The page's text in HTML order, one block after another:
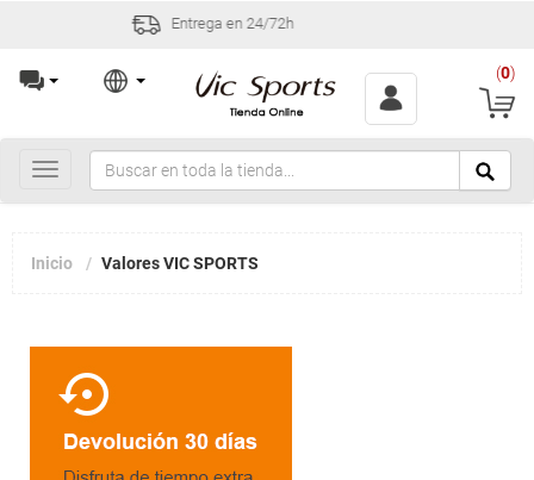
Incidencias y devoluciones en 30 días
(0)
Toggle
navigation
Inicio Valores VIC SPORTS